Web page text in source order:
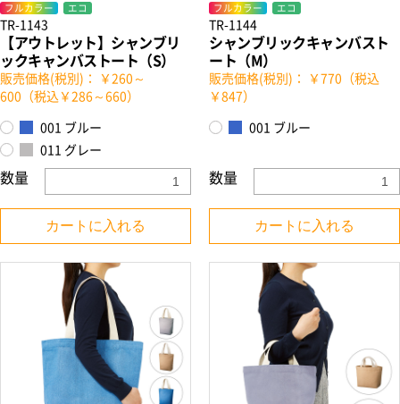
フルカラー エコ
TR-1143
【アウトレット】シャンブリ
ックキャンバストート（S）
販売価格(税別)： ￥260～
600（税込￥286～660）
001 ブルー
011 グレー
数量
カートに入れる
フルカラー エコ
TR-1144
シャンブリックキャンバスト
ート（M）
販売価格(税別)： ￥770（税込
￥847）
001 ブルー
数量
カートに入れる